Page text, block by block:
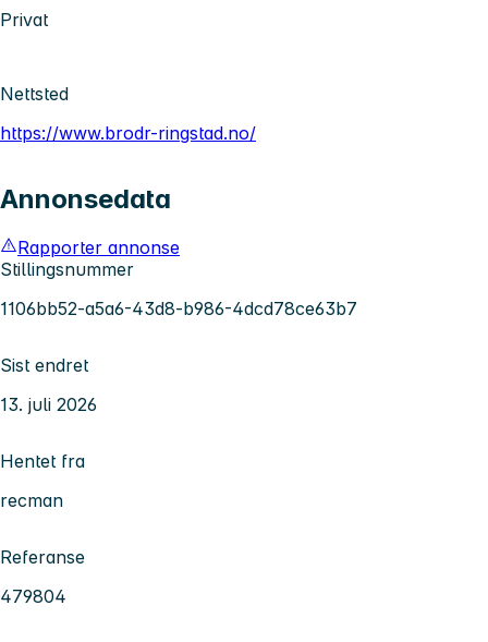
Privat
Nettsted
https://www.brodr-ringstad.no/
Annonsedata
Rapporter annonse
Stillingsnummer
1106bb52-a5a6-43d8-b986-4dcd78ce63b7
Sist endret
13. juli 2026
Hentet fra
recman
Referanse
479804